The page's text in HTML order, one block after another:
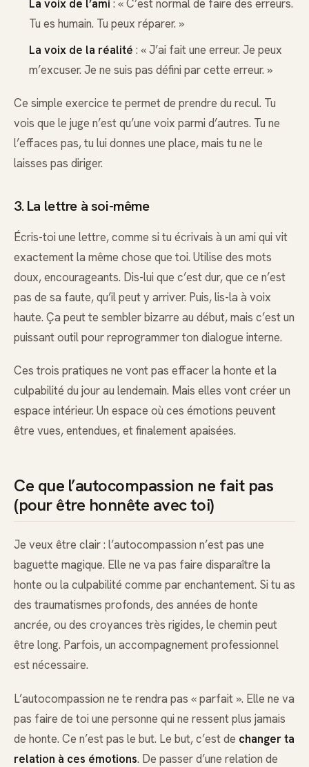
La voix de l’ami : « C’est normal de faire des erreurs.
Tu es humain. Tu peux réparer. »
La voix de la réalité : « J’ai fait une erreur. Je peux
m’excuser. Je ne suis pas défini par cette erreur. »
Ce simple exercice te permet de prendre du recul. Tu
vois que le juge n’est qu’une voix parmi d’autres. Tu ne
l’effaces pas, tu lui donnes une place, mais tu ne le
laisses pas diriger.
3. La lettre à soi-même
Écris-toi une lettre, comme si tu écrivais à un ami qui vit
exactement la même chose que toi. Utilise des mots
doux, encourageants. Dis-lui que c’est dur, que ce n’est
pas de sa faute, qu’il peut y arriver. Puis, lis-la à voix
haute. Ça peut te sembler bizarre au début, mais c’est un
puissant outil pour reprogrammer ton dialogue interne.
Ces trois pratiques ne vont pas effacer la honte et la
culpabilité du jour au lendemain. Mais elles vont créer un
espace intérieur. Un espace où ces émotions peuvent
être vues, entendues, et finalement apaisées.
Ce que l’autocompassion ne fait pas
(pour être honnête avec toi)
Je veux être clair : l’autocompassion n’est pas une
baguette magique. Elle ne va pas faire disparaître la
honte ou la culpabilité comme par enchantement. Si tu as
des traumatismes profonds, des années de honte
ancrée, ou des croyances très rigides, le chemin peut
être long. Parfois, un accompagnement professionnel
est nécessaire.
L’autocompassion ne te rendra pas « parfait ». Elle ne va
pas faire de toi une personne qui ne ressent plus jamais
de honte. Ce n’est pas le but. Le but, c’est de changer ta
relation à ces émotions. De passer d’une relation de